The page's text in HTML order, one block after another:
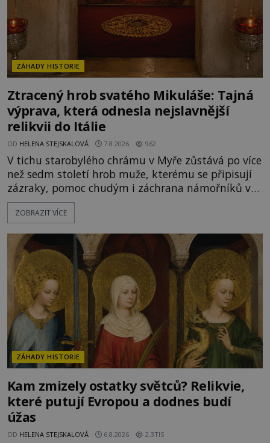
ZÁHADY HISTORIE
Ztracený hrob svatého Mikuláše: Tajná
výprava, která odnesla nejslavnější
relikvii do Itálie
OD HELENA STEJSKALOVÁ 7.8.2026 962
V tichu starobylého chrámu v Myře zůstává po více
než sedm století hrob muže, kterému se připisují
zázraky, pomoc chudým i záchrana námořníků v
bouřích. Pak ale přichází rok 1087 a klidné místo
se mění v dějiště podivné noční výpravy. Skupina
Mikuláše a odváží jeho ostatky přes moře do Bari.
Je to zbožná záchrana před nebezpečím, nebo
promyšlená krádež,
ZOBRAZIT VÍCE
ZÁHADY HISTORIE
Kam zmizely ostatky světců? Relikvie,
které putují Evropou a dodnes budí
úžas
OD HELENA STEJSKALOVÁ 6.8.2026 2.3TIS